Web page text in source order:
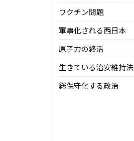
ワクチン問題
軍事化される西日本
原子力の終活
生きている治安維持法
総保守化する政治